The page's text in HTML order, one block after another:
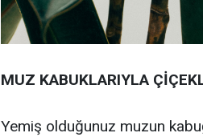
MUZ KABUKLARIYLA
Yemiş olduğunuz muzun